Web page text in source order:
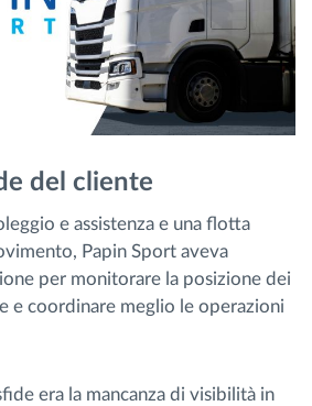
del cliente
e assistenza e una flotta
Papin Sport aveva
per monitorare la posizione dei
e coordinare meglio le operazioni
era la mancanza di visibilità in